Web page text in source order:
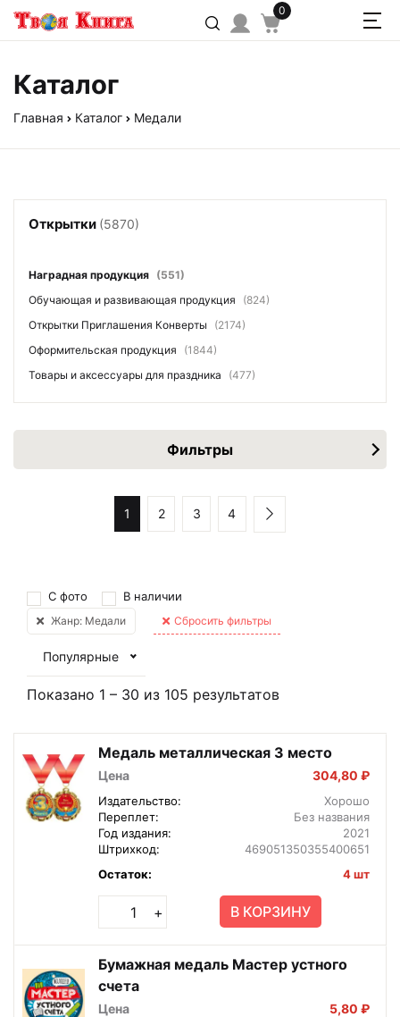
0
Каталог
Главная Каталог Медали
Открытки (5870)
Наградная продукция (551)
Обучающая и развивающая продукция
(824)
Открытки Приглашения Конверты
(2174)
Оформительская продукция
(1844)
Товары и аксессуары для праздника
(477)
Фильтры
1 2 3 4
С фото В наличии
Жанр: Медали Сбросить фильтры
Популярные
Показано 1 – 30 из 105 результатов
Медаль металлическая 3 место
Цена 304,80 ₽
Издательство:
Хорошо
Переплет:
Без названия
Год издания:
2021
Штрихкод:
469051350355400651
Остаток:
4 шт
+ В КОРЗИНУ
Бумажная медаль Мастер устного
счета
Цена 5,80 ₽